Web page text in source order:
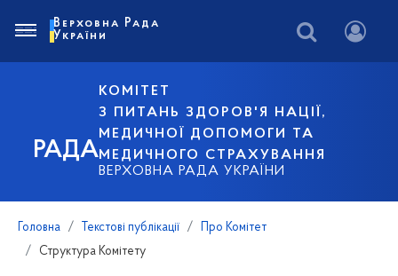
РАДА
КОМІТЕТ
З ПИТАНЬ ЗДОРОВ'Я НАЦІЇ,
МЕДИЧНОЇ ДОПОМОГИ ТА
МЕДИЧНОГО СТРАХУВАННЯ
ВЕРХОВНА РАДА УКРАЇНИ
Верховна Рада
України
Головна Текстові публікації
Про Комітет
Структура Комітету